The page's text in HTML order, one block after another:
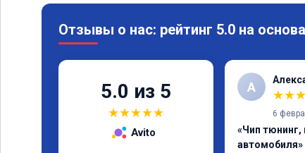
Отзывы о нас: рейтинг 5.0 на
5.0 из 5
★★★★★
Avito
А
★★★
6
«Чип тюнинг,
автомобиля»